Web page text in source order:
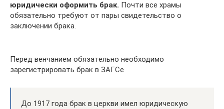
юридически оформить брак. Почти все храмы
обязательно требуют от пары свидетельство о
заключении брака.
Перед венчанием обязательно необходимо
зарегистрировать брак в ЗАГСе
До 1917 года брак в церкви имел юридическую